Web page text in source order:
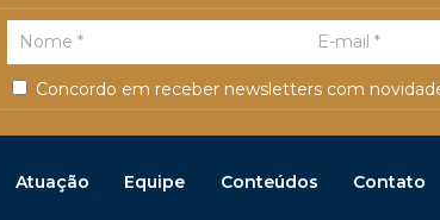
Concordo em receber newsletters com
Atuação Equipe Conteúdos Contato